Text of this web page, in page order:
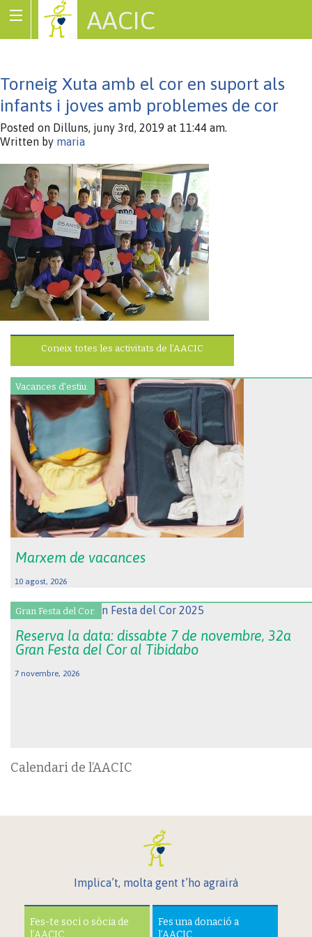
AACIC
Torneig Xuta amb el cor en suport als
infants i joves amb problemes de cor
Posted on Dilluns, juny 3rd, 2019 at 11:44 am.
Written by maria
Coneix totes les activitats de l’AACIC
Vacances d'estiu.
Marxem de vacances
10 agost, 2026
Gran Festa del Cor.
Reserva la data: dissabte 7 de novembre, 32a
Gran Festa del Cor al Tibidabo
7 novembre, 2026
Calendari de l’AACIC
Implica’t, molta gent t’ho agrairà
Fes-te soci o sòcia de
Fes una donació a